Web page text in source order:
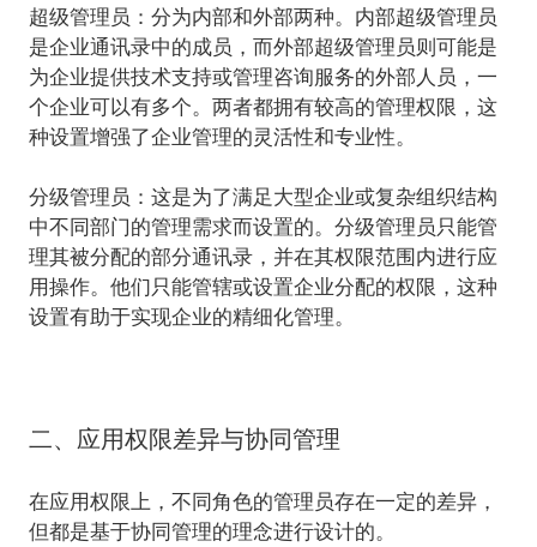
超级管理员 ： 分为内部和外部两种。内部超级管理员
是企业通讯录中的成员，而外部超级管理员则可能是
为企业提供技术支持或管理咨询服务的外部人员，一
个企业可以有多个。两者都拥有较高的管理权限，这
种设置增强了企业管理的灵活性和专业性。
分级管理员 ： 这是为了满足大型企业或复杂组织结构
中不同部门的管理需求而设置的。分级管理员只能管
理其被分配的部分通讯录，并在其权限范围内进行应
用操作。他们只能管辖或设置企业分配的权限，这种
设置有助于实现企业的精细化管理。
二、应用权限差异与协同管理
在应用权限上，不同角色的管理员存在一定的差异，
但都是基于协同管理的理念进行设计的。